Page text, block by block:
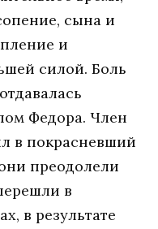
сына и
и
силой. Боль
Федора. Член
в покрасневший
преодолели
в
в результате